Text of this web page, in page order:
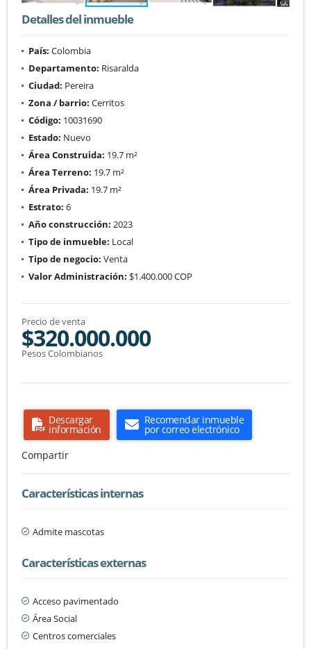
Detalles del inmueble
País: Colombia
Departamento: Risaralda
Ciudad: Pereira
Zona / barrio: Cerritos
Código: 10031690
Estado: Nuevo
Área Construida: 19.7 m²
Área Terreno: 19.7 m²
Área Privada: 19.7 m²
Estrato: 6
Año construcción: 2023
Tipo de inmueble: Local
Tipo de negocio: Venta
Valor Administración: $1.400.000 COP
Precio de venta
$320.000.000
Pesos Colombianos
Descargar
información
Recomendar inmueble
por correo electrónico
Compartir
Características internas
Admite mascotas
Características externas
Acceso pavimentado
Área Social
Centros comerciales